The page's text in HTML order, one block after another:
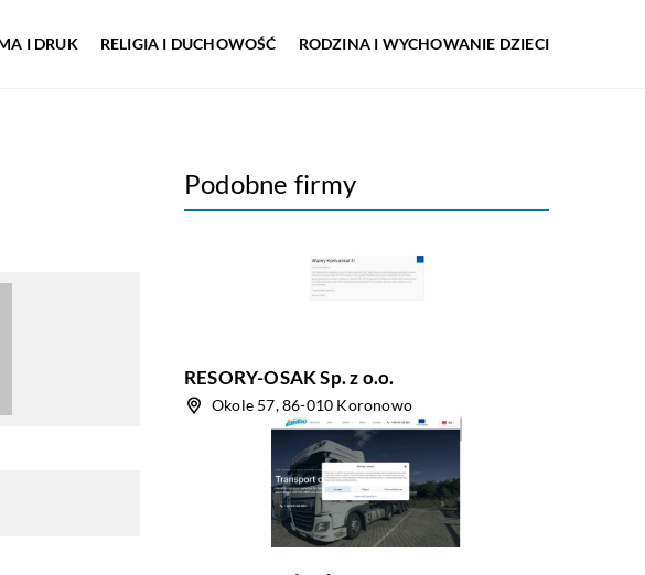
I DRUK RELIGIA I DUCHOWOŚĆ RODZINA I WYCHOWANIE DZIECI
Podobne firmy
RESORY-OSAK Sp. z o.o.
Okole 57, 86-010 Koronowo